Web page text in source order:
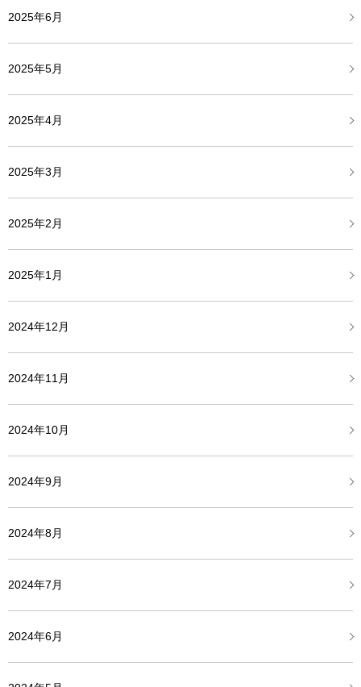
2025年6月
2025年5月
2025年4月
2025年3月
2025年2月
2025年1月
2024年12月
2024年11月
2024年10月
2024年9月
2024年8月
2024年7月
2024年6月